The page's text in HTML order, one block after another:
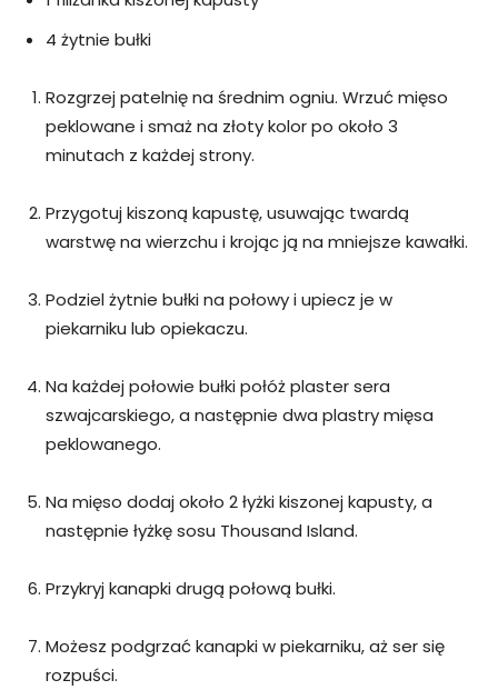
4 żytnie bułki
Rozgrzej patelnię na średnim ogniu. Wrzuć mięso
peklowane i smaż na złoty kolor po około 3
minutach z każdej strony.
Przygotuj kiszoną kapustę, usuwając twardą
warstwę na wierzchu i krojąc ją na mniejsze kawałki.
Podziel żytnie bułki na połowy i upiecz je w
piekarniku lub opiekaczu.
Na każdej połowie bułki połóż plaster sera
szwajcarskiego, a następnie dwa plastry mięsa
peklowanego.
Na mięso dodaj około 2 łyżki kiszonej kapusty, a
następnie łyżkę sosu Thousand Island.
Przykryj kanapki drugą połową bułki.
Możesz podgrzać kanapki w piekarniku, aż ser się
rozpuści.